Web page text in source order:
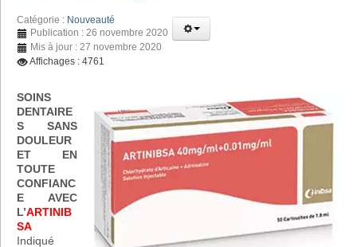
Catégorie : Nouveauté
Publication : 26 novembre 2020
Mis à jour : 27 novembre 2020
Affichages : 4761
SOINS
DENTAIRE
S SANS
DOULEUR
ET EN
TOUTE
CONFIANC
E AVEC
L’ARTINIB
SA
Indiqué